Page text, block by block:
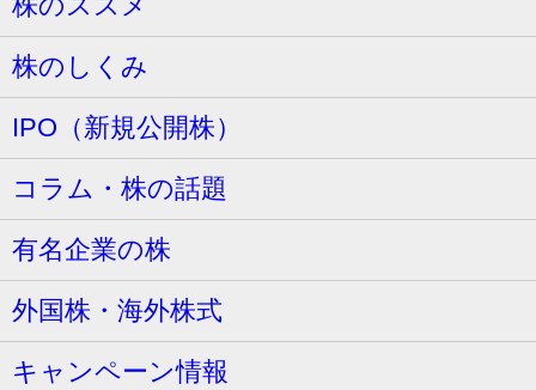
株のしくみ
IPO（新規公開株）
コラム・株の話題
有名企業の株
外国株・海外株式
キャンペーン情報